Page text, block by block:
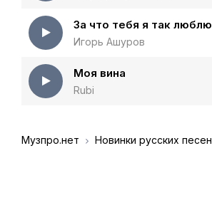
За что тебя я так люблю
Игорь Ашуров
Моя вина
Rubi
Музпро.нет Новинки русских песен